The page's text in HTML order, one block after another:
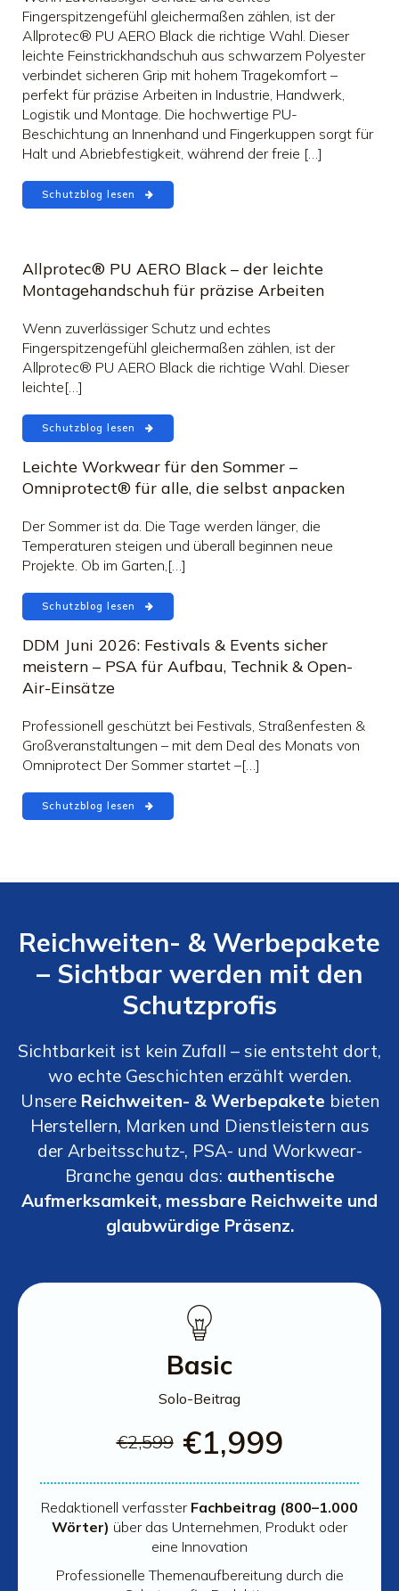
Fingerspitzengefühl gleichermaßen zählen, ist der
Allprotec® PU AERO Black die richtige Wahl. Dieser
leichte Feinstrickhandschuh aus schwarzem Polyester
verbindet sicheren Grip mit hohem Tragekomfort –
perfekt für präzise Arbeiten in Industrie, Handwerk,
Logistik und Montage. Die hochwertige PU-
Beschichtung an Innenhand und Fingerkuppen sorgt für
Halt und Abriebfestigkeit, während der freie […]
Schutzblog lesen
Allprotec® PU AERO Black – der leichte
Montagehandschuh für präzise Arbeiten
Wenn zuverlässiger Schutz und echtes
Fingerspitzengefühl gleichermaßen zählen, ist der
Allprotec® PU AERO Black die richtige Wahl. Dieser
leichte[…]
Schutzblog lesen
Leichte Workwear für den Sommer –
Omniprotect® für alle, die selbst anpacken
Der Sommer ist da. Die Tage werden länger, die
Temperaturen steigen und überall beginnen neue
Projekte. Ob im Garten,[…]
Schutzblog lesen
DDM Juni 2026: Festivals & Events sicher
meistern – PSA für Aufbau, Technik & Open-
Air-Einsätze
Professionell geschützt bei Festivals, Straßenfesten &
Großveranstaltungen – mit dem Deal des Monats von
Omniprotect Der Sommer startet –[…]
Schutzblog lesen
Reichweiten- & Werbepakete
– Sichtbar werden mit den
Schutzprofis
Sichtbarkeit ist kein Zufall – sie entsteht dort,
wo echte Geschichten erzählt werden.
Unsere Reichweiten- & Werbepakete bieten
Herstellern, Marken und Dienstleistern aus
der Arbeitsschutz-, PSA- und Workwear-
Branche genau das: authentische
Aufmerksamkeit, messbare Reichweite und
glaubwürdige Präsenz.
Basic
Solo-Beitrag
€2,599 €1,999
Redaktionell verfasster Fachbeitrag (800–1.000
Wörter) über das Unternehmen, Produkt oder
eine Innovation
Professionelle Themenaufbereitung durch die